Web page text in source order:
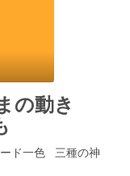
の動き
ド一色 三種の神